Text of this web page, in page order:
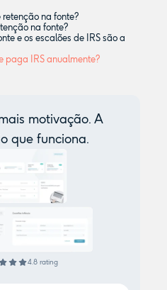
na fonte?
na fonte?
e os escalões de IRS são a
paga IRS anualmente?
motivação. A
que funciona.
4.8 rating